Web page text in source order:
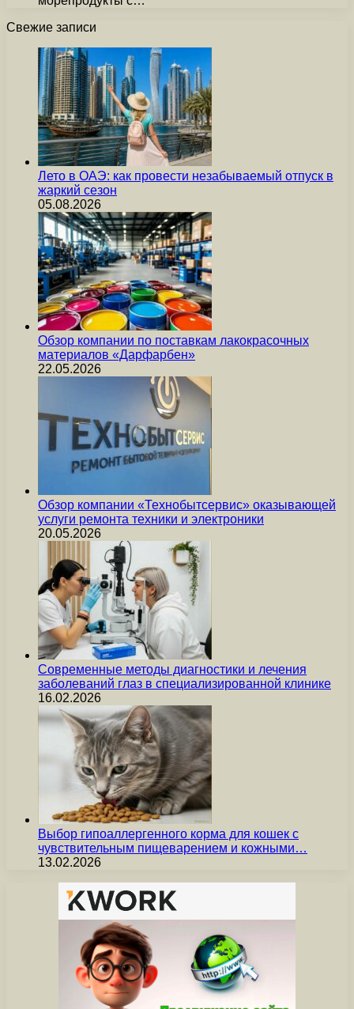
Свежие записи
Лето в ОАЭ: как провести незабываемый отпуск в
жаркий сезон
05.08.2026
Обзор компании по поставкам лакокрасочных
материалов «Дарфарбен»
22.05.2026
Обзор компании «Технобытсервис» оказывающей
услуги ремонта техники и электроники
20.05.2026
Современные методы диагностики и лечения
заболеваний глаз в специализированной клинике
16.02.2026
Выбор гипоаллергенного корма для кошек с
чувствительным пищеварением и кожными…
13.02.2026